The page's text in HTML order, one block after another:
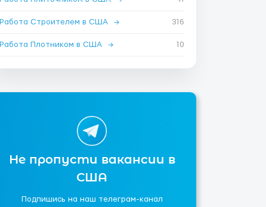
Работа Строителем в США → 316
Работа Плотником в США → 10
Не пропусти вакансии в
США
Подпишись на наш телеграм-канал